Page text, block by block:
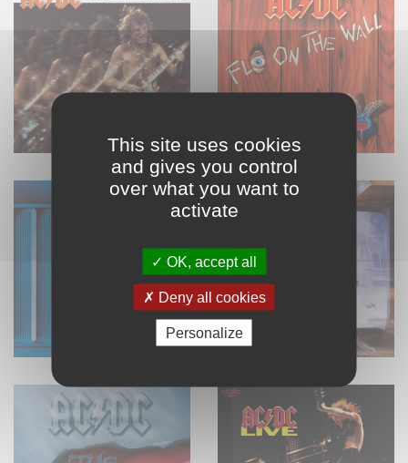
This site uses cookies
and gives you control
over what you want to
activate
OK, accept all
Deny all cookies
Personalize